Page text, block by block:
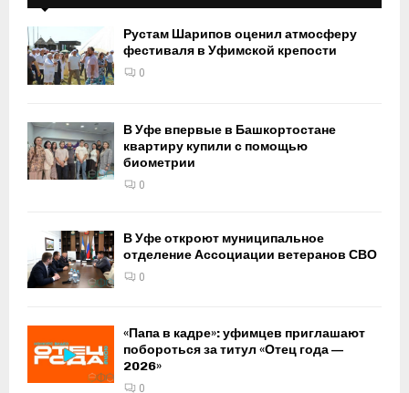
Рустам Шарипов оценил атмосферу
фестиваля в Уфимской крепости
0
В Уфе впервые в Башкортостане
квартиру купили с помощью
биометрии
0
В Уфе откроют муниципальное
отделение Ассоциации ветеранов СВО
0
«Папа в кадре»: уфимцев приглашают
побороться за титул «Отец года —
2026»
0